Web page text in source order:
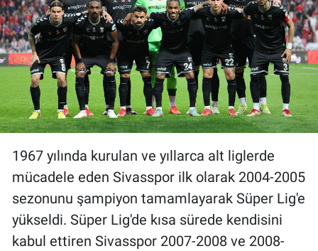
1967 yılında kurulan ve yıllarca alt liglerde
mücadele eden Sivasspor ilk olarak 2004-2005
sezonunu şampiyon tamamlayarak Süper Lig'e
yükseldi. Süper Lig'de kısa sürede kendisini
kabul ettiren Sivasspor 2007-2008 ve 2008-
Haber
İlan
Kimdir
Koronavirüs
Kültür Sanat
Nedir